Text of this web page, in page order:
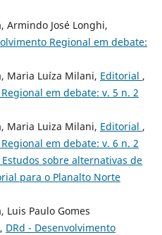
Armindo José Longhi,
Regional em debate:
Maria Luíza Milani, Editorial ,
em debate: v. 5 n. 2
Maria Luiza Milani, Editorial ,
em debate: v. 6 n. 2
sobre alternativas de
para o Planalto Norte
Luis Paulo Gomes
, DRd - Desenvolvimento